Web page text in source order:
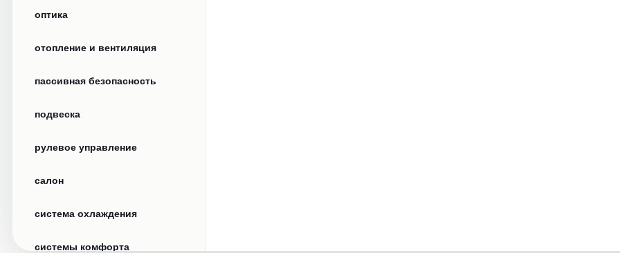
оптика
отопление и вентиляция
пассивная безопасность
подвеска
рулевое управление
салон
система охлаждения
системы комфорта